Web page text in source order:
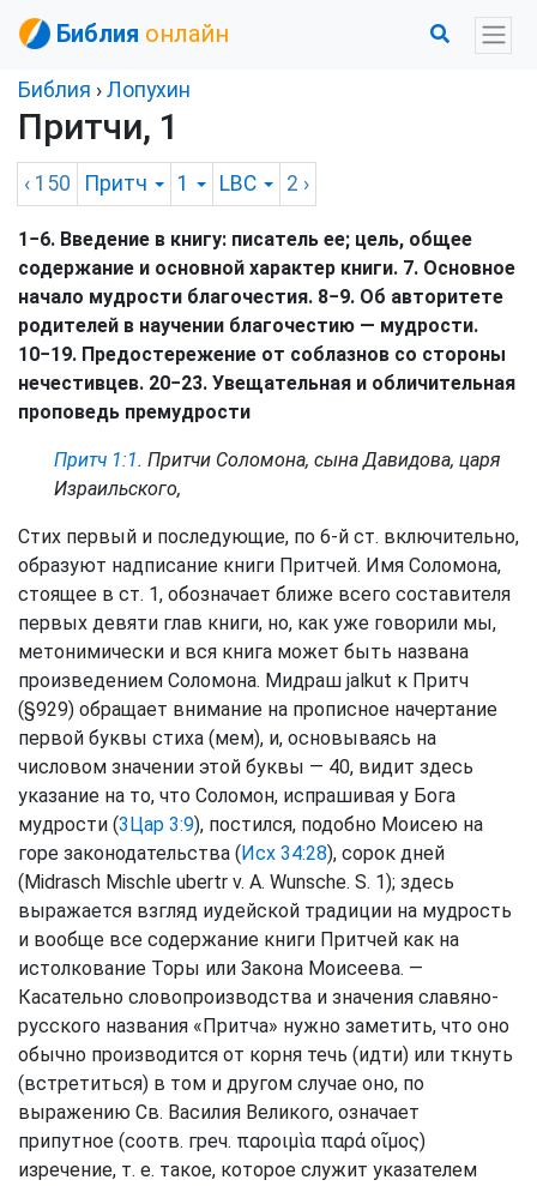
Библия онлайн
Библия › Лопухин
Притчи, 1
‹ 150 Притч 1 LBC 2 ›
1−6. Введение в книгу: писатель ее; цель, общее
содержание и основной характер книги. 7. Основное
начало мудрости благочестия. 8−9. Об авторитете
родителей в научении благочестию — мудрости.
10−19. Предостережение от соблазнов со стороны
нечестивцев. 20−23. Увещательная и обличительная
проповедь премудрости
Притч 1:1. Притчи Соломона, сына Давидова, царя
Израильского,
Стих первый и последующие, по 6-й ст. включительно,
образуют надписание книги Притчей. Имя Соломона,
стоящее в ст. 1, обозначает ближе всего составителя
первых девяти глав книги, но, как уже говорили мы,
метонимически и вся книга может быть названа
произведением Соломона. Мидраш jalkut к Притч
(§929) обращает внимание на прописное начертание
первой буквы стиха (мем), и, основываясь на
числовом значении этой буквы — 40, видит здесь
указание на то, что Соломон, испрашивая у Бога
мудрости (3Цар 3:9), постился, подобно Моисею на
горе законодательства (Исх 34:28), сорок дней
(Midrasch Mischle ubertr v. A. Wunsche. S. 1); здесь
выражается взгляд иудейской традиции на мудрость
и вообще все содержание книги Притчей как на
истолкование Торы или Закона Моисеева. —
Касательно словопроизводства и значения славяно-
русского названия «Притча» нужно заметить, что оно
обычно производится от корня течь (идти) или ткнуть
(встретиться) в том и другом случае оно, по
выражению Св. Василия Великого, означает
припутное (соотв. греч. παροιμὶα παρά οῖμος)
изречение, т. е. такое, которое служит указателем